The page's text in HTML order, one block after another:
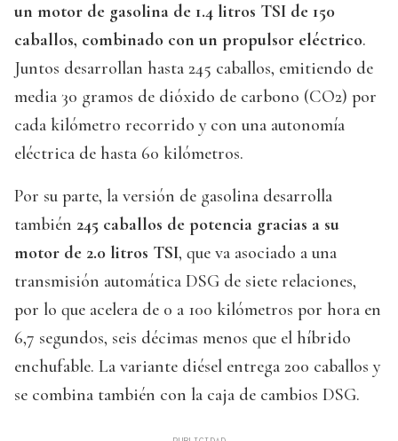
un motor de gasolina de 1.4 litros TSI de 150
caballos, combinado con un propulsor eléctrico.
Juntos desarrollan hasta 245 caballos, emitiendo de
media 30 gramos de dióxido de carbono (CO2) por
cada kilómetro recorrido y con una autonomía
eléctrica de hasta 60 kilómetros.
Por su parte, la versión de gasolina desarrolla
también 245 caballos de potencia gracias a su
motor de 2.0 litros TSI, que va asociado a una
transmisión automática DSG de siete relaciones,
por lo que acelera de 0 a 100 kilómetros por hora en
6,7 segundos, seis décimas menos que el híbrido
enchufable. La variante diésel entrega 200 caballos y
se combina también con la caja de cambios DSG.